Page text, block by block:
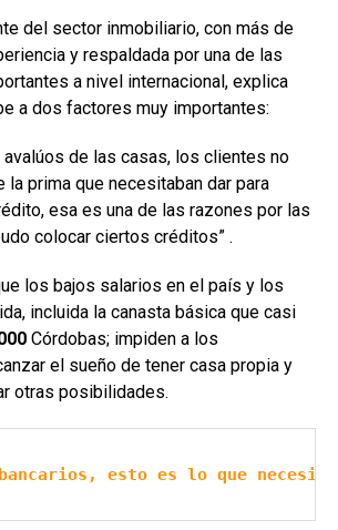
del sector inmobiliario, con más de
y respaldada por una de las
a nivel internacional, explica
a dos factores muy importantes:
de las casas, los clientes no
la prima que necesitaban dar para
esa es una de las razones por las
colocar ciertos créditos” .
los bajos salarios en el país y los
incluida la canasta básica que casi
Córdobas; impiden a los
el sueño de tener casa propia y
otras posibilidades.
bancarios, esto es lo que